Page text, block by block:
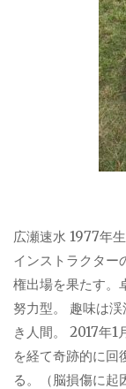
広瀬速水 1977年
インストラクター
権出場を果たす。
努力型。 趣味は
き人間。 2017年1
を経て奇跡的に回
る。（脳損傷に起